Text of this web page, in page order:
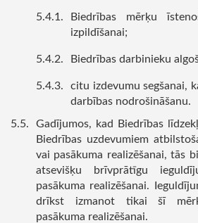
Biedrības mērķu
izpildīšanai;
Biedrības darbinieku
citu izdevumu segšanai,
darbības nodrošināšanu.
Gadījumos, kad Biedrības
Biedrības uzdevumiem
vai pasākuma realizēšanai, tās
atsevišķu brīvprātīgu
pasākuma realizēšanai.
drīkst izmanot tikai šī
pasākuma realizēšanai.